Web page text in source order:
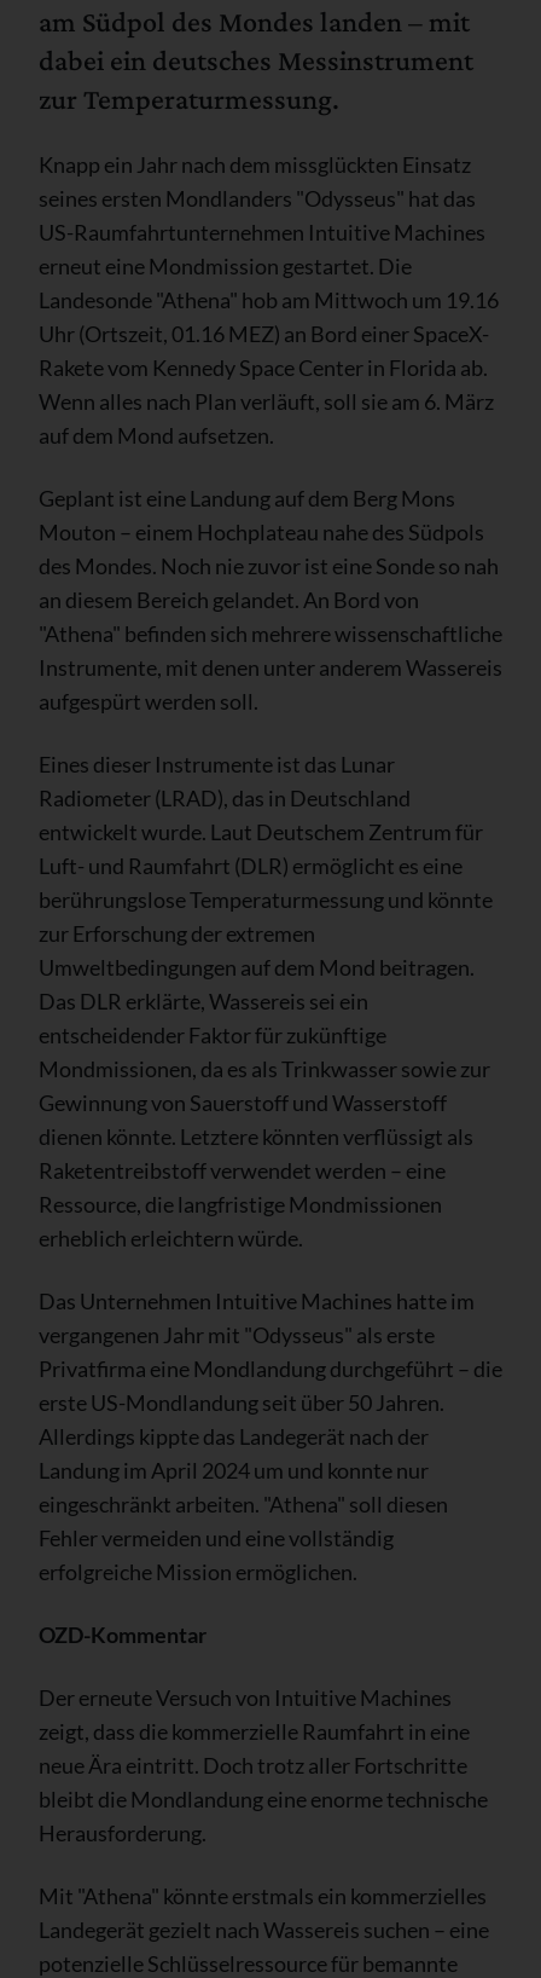
am Südpol des Mondes landen – mit
dabei ein deutsches Messinstrument
zur Temperaturmessung.
Knapp ein Jahr nach dem missglückten Einsatz
seines ersten Mondlanders "Odysseus" hat das
US-Raumfahrtunternehmen Intuitive Machines
erneut eine Mondmission gestartet. Die
Landesonde "Athena" hob am Mittwoch um 19.16
Uhr (Ortszeit, 01.16 MEZ) an Bord einer SpaceX-
Rakete vom Kennedy Space Center in Florida ab.
Wenn alles nach Plan verläuft, soll sie am 6. März
auf dem Mond aufsetzen.
Geplant ist eine Landung auf dem Berg Mons
Mouton – einem Hochplateau nahe des Südpols
des Mondes. Noch nie zuvor ist eine Sonde so nah
an diesem Bereich gelandet. An Bord von
"Athena" befinden sich mehrere wissenschaftliche
Instrumente, mit denen unter anderem Wassereis
aufgespürt werden soll.
Eines dieser Instrumente ist das Lunar
Radiometer (LRAD), das in Deutschland
entwickelt wurde. Laut Deutschem Zentrum für
Luft- und Raumfahrt (DLR) ermöglicht es eine
berührungslose Temperaturmessung und könnte
zur Erforschung der extremen
Umweltbedingungen auf dem Mond beitragen.
Das DLR erklärte, Wassereis sei ein
entscheidender Faktor für zukünftige
Mondmissionen, da es als Trinkwasser sowie zur
Gewinnung von Sauerstoff und Wasserstoff
dienen könnte. Letztere könnten verflüssigt als
Raketentreibstoff verwendet werden – eine
Ressource, die langfristige Mondmissionen
erheblich erleichtern würde.
Das Unternehmen Intuitive Machines hatte im
vergangenen Jahr mit "Odysseus" als erste
Privatfirma eine Mondlandung durchgeführt – die
erste US-Mondlandung seit über 50 Jahren.
Allerdings kippte das Landegerät nach der
Landung im April 2024 um und konnte nur
eingeschränkt arbeiten. "Athena" soll diesen
Fehler vermeiden und eine vollständig
erfolgreiche Mission ermöglichen.
OZD-Kommentar
Der erneute Versuch von Intuitive Machines
zeigt, dass die kommerzielle Raumfahrt in eine
neue Ära eintritt. Doch trotz aller Fortschritte
bleibt die Mondlandung eine enorme technische
Herausforderung.
Mit "Athena" könnte erstmals ein kommerzielles
Landegerät gezielt nach Wassereis suchen – eine
potenzielle Schlüsselressource für bemannte